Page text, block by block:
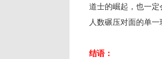
道士的崛起，也一
人数碾压对面的单一
结语：